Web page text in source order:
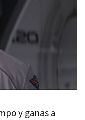
y ganas a